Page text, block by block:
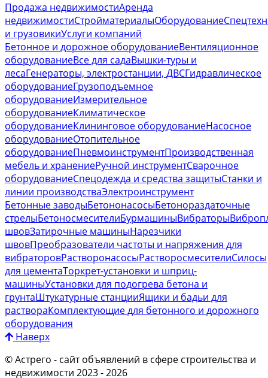
Продажа недвижимостиАренда
недвижимостиСтройматериалыОборудование
и грузовикиУслуги компаний
Бетонное и дорожное оборудованиеВентиляционное
оборудованиеВсе для садаВышки-туры и
лесаГенераторы, электростанции, ДВСГидравлическое
оборудованиеГрузоподъемное
оборудованиеИзмерительное
оборудованиеКлиматическое
оборудованиеКлининговое оборудованиеНасосное
оборудованиеОтопительное
оборудованиеПневмоинструментПроизводственная
мебель и хранениеРучной инструментСварочное
оборудованиеСпецодежда и средства защитыСтанки и
линии производстваЭлектроинструмент
Бетонные заводыБетононасосыБетонораздаточные
стрелыБетоносмесителиБурмашиныВибраторы
швовЗатирочные машиныНарезчики
швовПреобразователи частоты и напряжения для
вибраторовРастворонасосыРастворосмесителиСилосы
для цементаТоркрет-установки и шприц-
машиныУстановки для подогрева бетона и
грунтаШтукатурные станцииЯщики и бадьи для
раствораКомплектующие для бетонного и дорожного
оборудования
Наверх
© Астрего - сайт объявлений в сфере строительства и
недвижимости 2023 - 2026